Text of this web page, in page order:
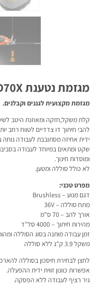
מגזמת נטענת 536LiHD70X
מגזמת מקצועית לגננים וקבלנים.
קלת משקל,חזקה ומאוזנת היטב
להבי חיתוך דו צדדיים לטווח רחב
ידית אחיזה מסתובבת לעבודה נוחה
שקט ומתאים במיוחד לעבודה
ומוסדות חינוך.
לא כולל סוללה ומטען.
מפרט טכני:
דגם מנוע – Brushless
מתח סוללה – 36V
אורך להב – 70 ס"מ
מהירות חיתוך – 4000 סל"ד
זמן עבודה מותנה בסוג הסוללה
משקל 3.9 ק"ג ללא סוללה
לחצן לבחירת חיסכון בסוללה
אפשרות כוונון זווית ידית ההפעלה.
גיר רציף לעבודה ללא הפסקה.